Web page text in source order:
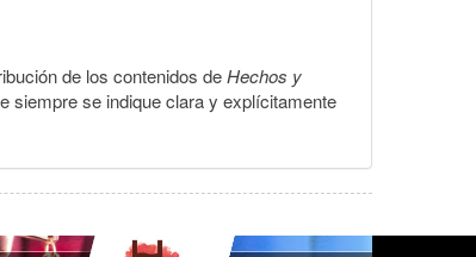
de los contenidos deHechos y
siempre se indique clara y explícitamente